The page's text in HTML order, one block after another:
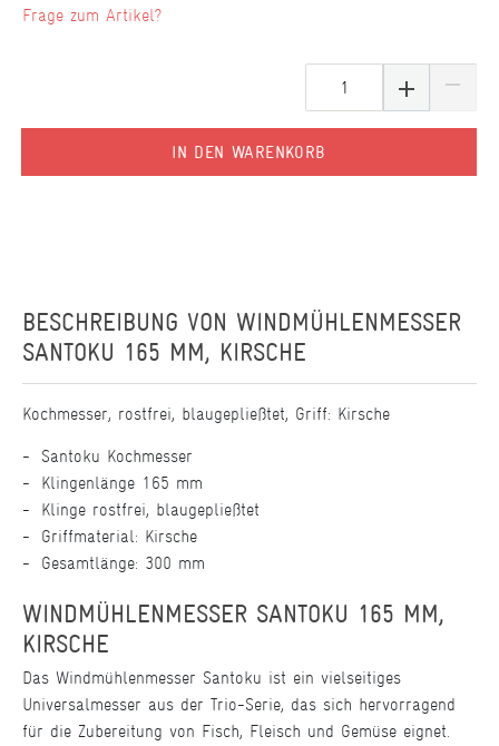
IN DEN WARENKORB
Frage zum Artikel?
BESCHREIBUNG VON WINDMÜHLENMESSER
SANTOKU 165 MM, KIRSCHE
Kochmesser, rostfrei, blaugepließtet, Griff: Kirsche
Santoku Kochmesser
Klingenlänge 165 mm
Klinge rostfrei, blaugepließtet
Griffmaterial: Kirsche
Gesamtlänge: 300 mm
WINDMÜHLENMESSER SANTOKU 165 MM,
KIRSCHE
Das Windmühlenmesser Santoku ist ein vielseitiges
Universalmesser aus der Trio-Serie, das sich hervorragend
für die Zubereitung von Fisch, Fleisch und Gemüse eignet.